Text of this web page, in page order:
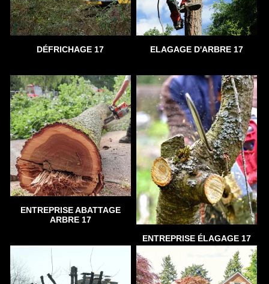
DÉFRICHAGE 17 ELAGAGE D'ARBRE 17
ENTREPRISE ABATTAGE
ARBRE 17
ENTREPRISE ÉLAGAGE 17